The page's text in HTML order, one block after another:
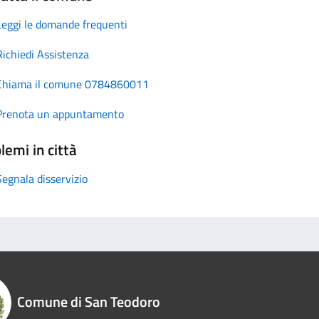
le domande frequenti
Assistenza
il comune 0784860011
un appuntamento
in città
disservizio
Comune di San Teodoro